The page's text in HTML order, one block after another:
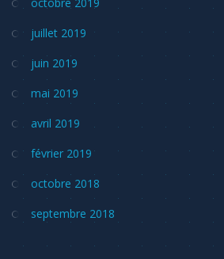
juillet 2019
juin 2019
mai 2019
avril 2019
février 2019
octobre 2018
septembre 2018